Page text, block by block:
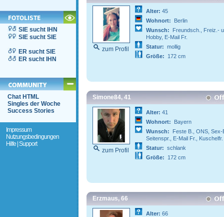
SIE sucht IHN
SIE sucht SIE
ER sucht SIE
ER sucht IHN
Chat HTML
Singles der Woche
Success Stories
Impressum
Nutzungsbedingungen
Hilfe | Support
zum Profil
Alter: 45
Wohnort:
Berlin
Wunsch:
Freundsch., Freiz.-
Hobby, E-Mail Fr.
Statur: mollig
Größe:
172 cm
Simone84, 41
zum Profil
Alter: 41
Wohnort:
Bayern
Wunsch:
Feste B., ONS, Sex-
Seitenspr., E-Mail Fr., Kuschelfr.
Statur: schlank
Größe:
172 cm
Erzmaus, 66
Alter: 66